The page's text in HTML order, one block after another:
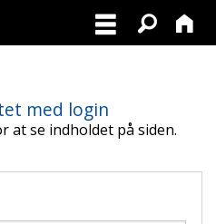
med login
at se indholdet på siden.